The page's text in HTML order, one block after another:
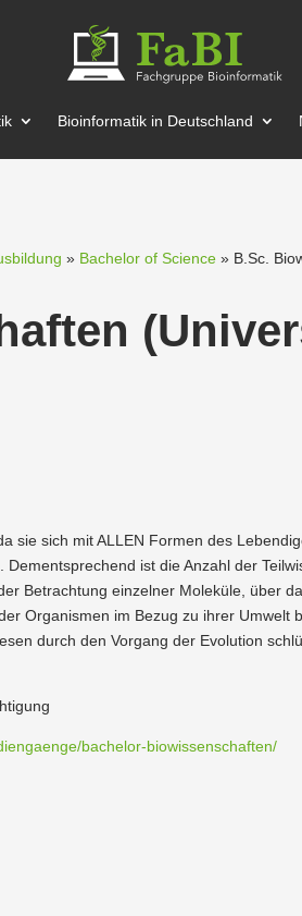
Bioin­for­matik in Deutschland
» Bachelor of Science » B.Sc.
sie sich mit ALLEN Formen des
ist die Anzahl der
Betrachtung einzelner Moleküle, über
Organismen im Bezug zu ihrer
durch den Vorgang der Evolution
bachelor-biowissenschaften/